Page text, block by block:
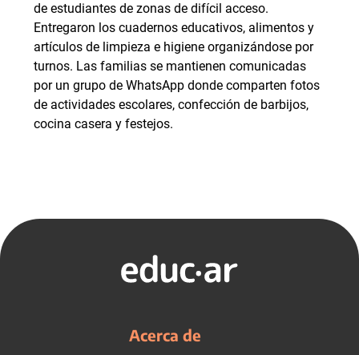
de estudiantes de zonas de difícil acceso.
Entregaron los cuadernos educativos, alimentos y
artículos de limpieza e higiene organizándose por
turnos. Las familias se mantienen comunicadas
por un grupo de WhatsApp donde comparten fotos
de actividades escolares, confección de barbijos,
cocina casera y festejos.
Acerca de